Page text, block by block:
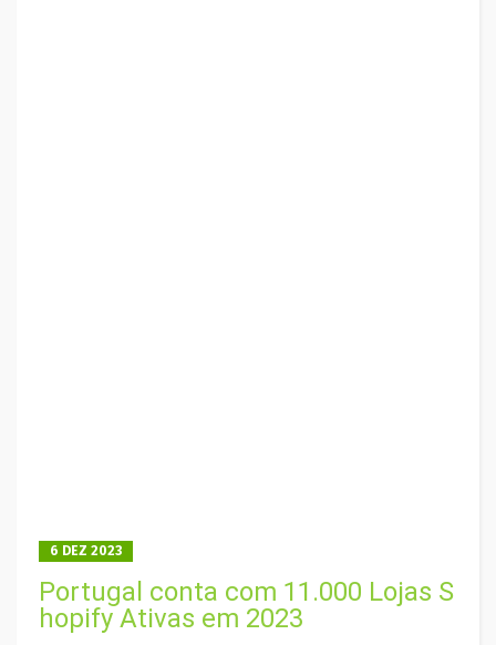
6 DEZ 2023
Portugal conta com 11.000 Lojas S
hopify Ativas em 2023